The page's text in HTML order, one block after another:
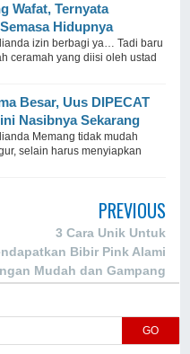
Wafat, Ternyata
Hidupnya
izin berbagi ya… Tadi baru
ceramah yang diisi oleh ustad
Besar, Uus DIPECAT
Nasibnya Sekarang
Memang tidak mudah
selain harus menyiapkan
PREVIOUS
3 Cara Unik Untuk
Bibir Pink Alami
Mudah dan Gampang
GO